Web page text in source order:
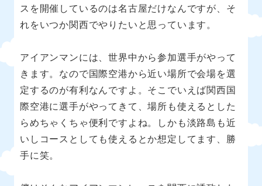
スを開催しているのは名古屋だけなんですが、そ
れをいつか関西でやりたいと思っています。
アイアンマンには、世界中から参加選手がやって
きます。なので国際空港から近い場所で会場を選
定するのが有利なんですよ。そこでいえば関西国
際空港に選手がやってきて、場所も使えるとした
らめちゃくちゃ便利ですよね。しかも淡路島も近
いしコースとしても使えるとか想定してます、勝
手に笑。